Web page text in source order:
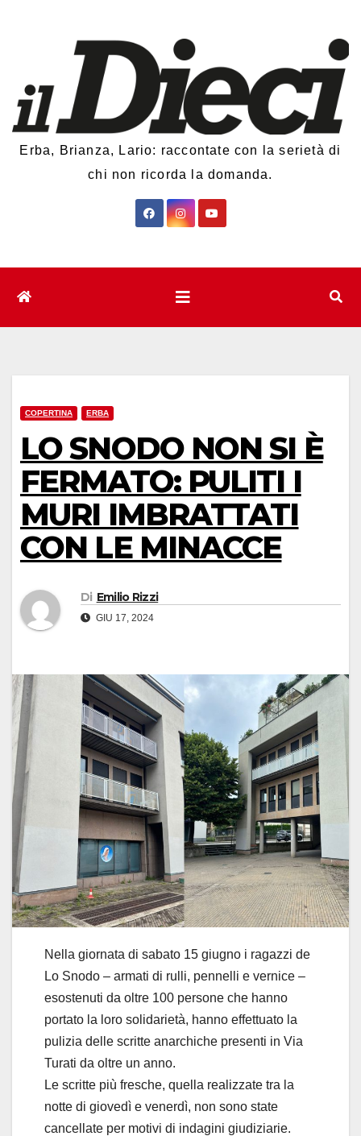
Erba, Brianza, Lario: raccontate con la serietà di
chi non ricorda la domanda.
COPERTINA ERBA
LO SNODO NON SI È
FERMATO: PULITI I
MURI IMBRATTATI
CON LE MINACCE
Di Emilio Rizzi
GIU 17, 2024
Nella giornata di sabato 15 giugno i ragazzi de
Lo Snodo – armati di rulli, pennelli e vernice –
esostenuti da oltre 100 persone che hanno
portato la loro solidarietà, hanno effettuato la
pulizia delle scritte anarchiche presenti in Via
Turati da oltre un anno.
Le scritte più fresche, quella realizzate tra la
notte di giovedì e venerdì, non sono state
cancellate per motivi di indagini giudiziarie.